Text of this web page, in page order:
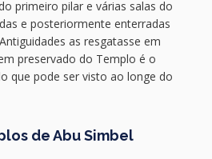
primeiro pilar e várias salas do
e posteriormente enterradas
as resgatasse em
preservado do Templo é o
que pode ser visto ao longe do
de Abu Simbel